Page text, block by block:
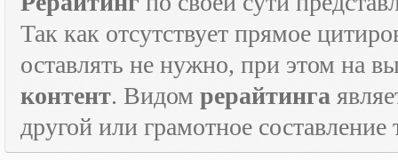
Так как отсутствует прямое
оставлять не нужно, при этом на
контент. Видом рерайтинга
другой или грамотное